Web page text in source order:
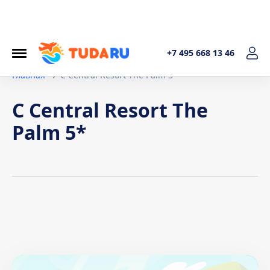
+7 495 668 13 46
Главная
C Central Resort The Palm 5*
C Central Resort The
Palm 5*
безопасности персональных данных, предпринимаемые